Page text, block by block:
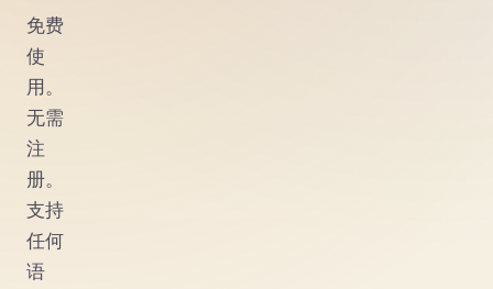
免费
使
用。
无需
注
册。
支持
任何
语